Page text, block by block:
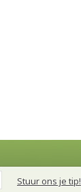
Stuur ons je tip!